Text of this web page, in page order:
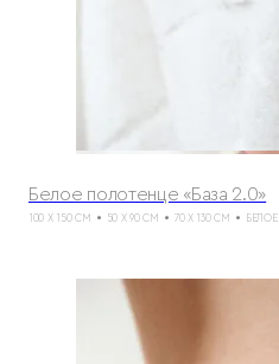
Белое полотенце «База 2.0»
100 X 150 СМ 50 X 90 СМ 70 X 130 СМ БЕЛОЕ